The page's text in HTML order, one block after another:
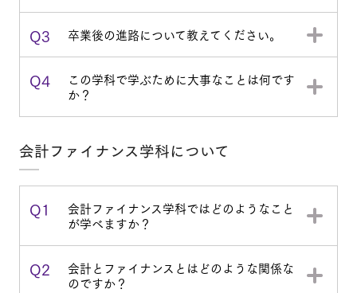
Q3 卒業後の進路について教えてください。
Q4 この学科で学ぶために大事なことは何です
か？
会計ファイナンス学科について
Q1 会計ファイナンス学科ではどのようなこと
が学べますか？
Q2 会計とファイナンスとはどのような関係な
のですか？